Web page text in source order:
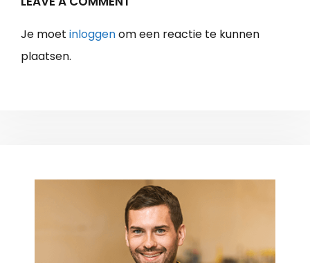
Je moet inloggenom een reactie te kunnen
plaatsen.